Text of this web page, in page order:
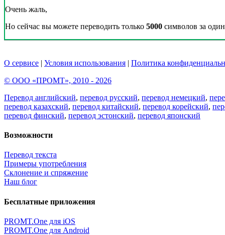
Очень жаль,
Но сейчас вы можете переводить только 5000 символов за
О сервисе | Условия использования | Политика
© ООО «ПРОМТ», 2010 - 2026
Перевод английский, перевод русский, перевод немецкий,
перевод казахский, перевод китайский, перевод корейский,
перевод финский, перевод эстонский, перевод японский
Возможности
Перевод текста
Примеры употребления
Склонение и спряжение
Наш блог
Бесплатные приложения
PROMT.One для iOS
PROMT.One для Android